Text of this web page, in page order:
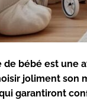
de bébé est
joliment son
garantiront